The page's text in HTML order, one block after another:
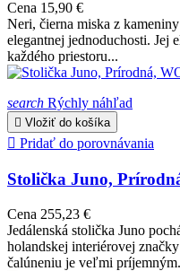
Cena 15,90 €
Neri, čierna miska z
elegantnej jednoduchosti. Jej
každého priestoru...
search Rýchly náhľad
 Vložiť do košíka
 Pridať do porovnávania
Stolička Juno,
Cena 255,23 €
Jedálenská stolička Juno
holandskej interiérovej
čalúneniu je veľmi